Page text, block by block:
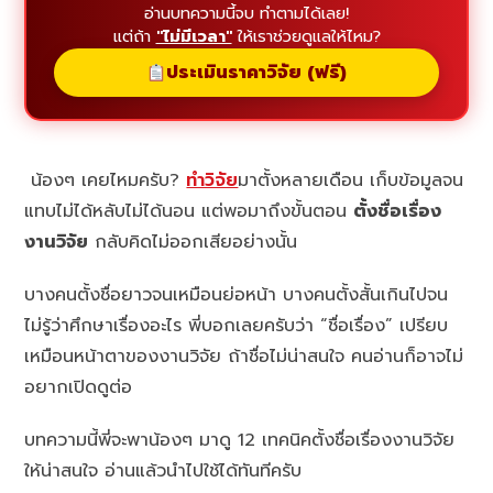
อ่านบทความนี้จบ ทำตามได้เลย!
แต่ถ้า "ไม่มีเวลา"ให้เราช่วยดูแลให้ไหม?
ประเมินราคาวิจัย (ฟรี)
น้องๆ เคยไหมครับ?ทำวิจัยมาตั้งหลายเดือน เก็บข้อมูลจน
แทบไม่ได้หลับไม่ได้นอน แต่พอมาถึงขั้นตอน ตั้งชื่อเรื่อง
งานวิจัย กลับคิดไม่ออกเสียอย่างนั้น
บางคนตั้งชื่อยาวจนเหมือนย่อหน้า บางคนตั้งสั้นเกินไปจน
ไม่รู้ว่าศึกษาเรื่องอะไร พี่บอกเลยครับว่า “ชื่อเรื่อง” เปรียบ
เหมือนหน้าตาของงานวิจัย ถ้าชื่อไม่น่าสนใจ คนอ่านก็อาจไม่
อยากเปิดดูต่อ
บทความนี้พี่จะพาน้องๆ มาดู 12 เทคนิคตั้งชื่อเรื่องงานวิจัย
ให้น่าสนใจ อ่านแล้วนำไปใช้ได้ทันทีครับ